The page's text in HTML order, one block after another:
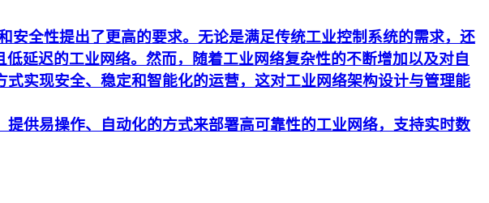
安全性提出了更高的要求。无论是满足传统工业控制系统的需求，还
延迟的工业网络。然而，随着工业网络复杂性的不断增加以及对自
实现安全、稳定和智能化的运营，这对工业网络架构设计与管理能
供易操作、自动化的方式来部署高可靠性的工业网络，支持实时数